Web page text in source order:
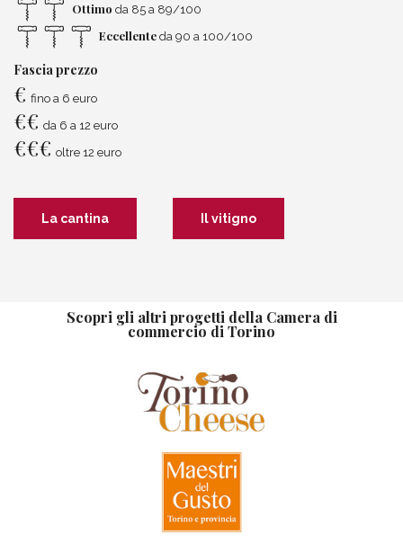
Ottimo da 85 a 89/100
Eccellente da 90 a 100/100
Fascia prezzo
€ fino a 6 euro
€€ da 6 a 12 euro
€€€ oltre 12 euro
La cantina Il vitigno
Scopri gli altri progetti della Camera di
commercio di Torino